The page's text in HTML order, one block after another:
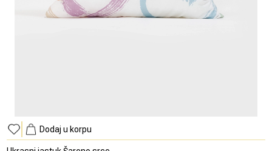
Dodaj u korpu